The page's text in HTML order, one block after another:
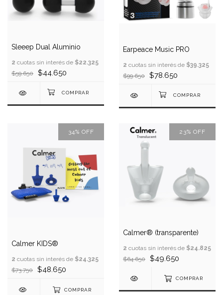
Sleeep Dual Aluminio
2 cuotas sin interés de $22.325
$59.650
$44.650
Earpeace Music PRO
2 cuotas sin interés de $39.325
$99.650
$78.650
34% OFF
Calmer KIDS®
2 cuotas sin interés de $24.325
$73.750
$48.650
COMPRAR
23% OFF
Calmer® (transparente)
2 cuotas sin interés de $24.825
$64.650
$49.650
COMPRAR